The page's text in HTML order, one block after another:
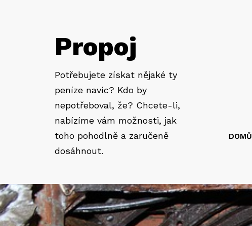
Propoj
Potřebujete získat nějaké ty
peníze navíc? Kdo by
nepotřeboval, že? Chcete-li,
nabízíme vám možnosti, jak
toho pohodlně a zaručeně
dosáhnout.
DOMŮ